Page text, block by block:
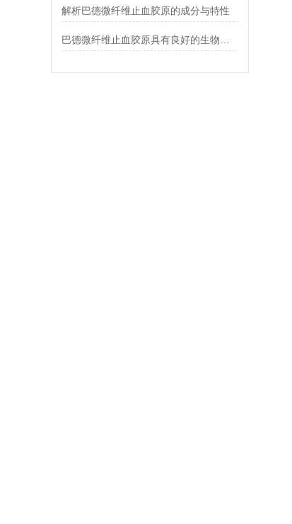
解析巴德微纤维止血胶原的成分与特性